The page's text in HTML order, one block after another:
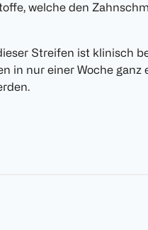
welche den
Streifen ist klinisch
in nur einer Woche ganz